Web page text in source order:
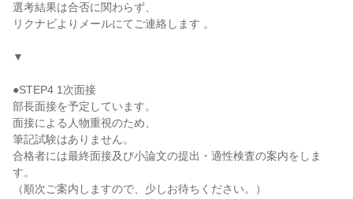
選考結果は合否に関わらず、
リクナビよりメールにてご連絡します 。
▼
●STEP4 1次面接
部長面接を予定しています。
面接による人物重視のため、
筆記試験はありません。
合格者には最終面接及び小論文の提出・適性検査の案内をしま
す。
（順次ご案内しますので、少しお待ちください。）